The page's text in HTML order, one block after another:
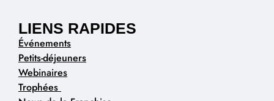
LIENS RAPIDES
Événements
Petits-déjeuners
Webinaires
Trophées